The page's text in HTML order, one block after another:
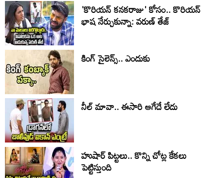
'కొరియన్ కనకరాజు' కోసం.. కొరియన్
భాష నేర్చుకున్నా: వరుణ్ తేజ్
కింగ్ సైలెన్స్.. ఎందుకు
నీల్ మావా.. ఈసారి ఆగేదే లేదు
హుషార్‌ పిట్టలు.. కొన్ని చోట్ల కేకలు
పెట్టిస్తుంది